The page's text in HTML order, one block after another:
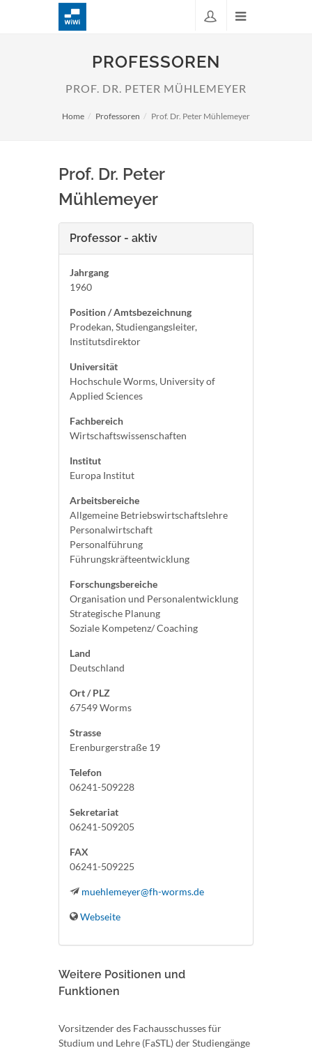
PROFESSOREN
PROF. DR. PETER MÜHLEMEYER
Home Professoren Prof. Dr. Peter Mühlemeyer
Prof. Dr. Peter
Mühlemeyer
Professor - aktiv
Jahrgang
1960
Position / Amtsbezeichnung
Prodekan, Studiengangsleiter,
Institutsdirektor
Universität
Hochschule Worms, University of
Applied Sciences
Fachbereich
Wirtschaftswissenschaften
Institut
Europa Institut
Arbeitsbereiche
Allgemeine Betriebswirtschaftslehre
Personalwirtschaft
Personalführung
Führungskräfteentwicklung
Forschungsbereiche
Organisation und Personalentwicklung
Strategische Planung
Soziale Kompetenz/ Coaching
Land
Deutschland
Ort / PLZ
67549 Worms
Strasse
Erenburgerstraße 19
Telefon
06241-509228
Sekretariat
06241-509205
FAX
06241-509225
muehlemeyer@fh-worms.de
Webseite
Weitere Positionen und
Funktionen
Vorsitzender des Fachausschusses für
Studium und Lehre (FaSTL) der Studiengänge